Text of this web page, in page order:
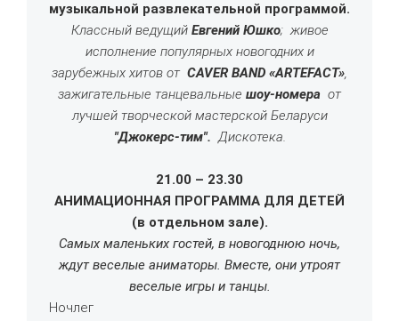
музыкальной развлекательной программой.
Классный ведущий Евгений Юшко; живое
исполнение популярных новогодних и
зарубежных хитов от CAVER BAND «ARTEFACT»,
зажигательные танцевальные шоу-номера от
лучшей творческой мастерской Беларуси
"Джокерс-тим". Дискотека.
21.00 – 23.30
АНИМАЦИОННАЯ ПРОГРАММА ДЛЯ ДЕТЕЙ
(в отдельном зале).
Самых маленьких гостей, в новогоднюю ночь,
ждут веселые аниматоры. Вместе, они утроят
веселые игры и танцы.
Ночлег